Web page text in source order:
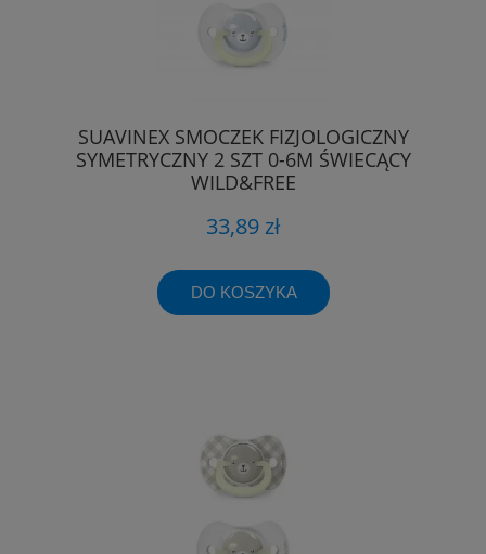
SUAVINEX SMOCZEK FIZJOLOGICZNY
SYMETRYCZNY 2 SZT 0-6M ŚWIECĄCY
WILD&FREE
33,89 zł
DO KOSZYKA